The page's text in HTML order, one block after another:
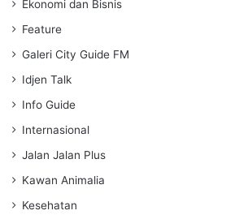
Ekonomi dan Bisnis
Feature
Galeri City Guide FM
Idjen Talk
Info Guide
Internasional
Jalan Jalan Plus
Kawan Animalia
Kesehatan